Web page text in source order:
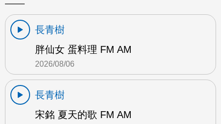
長青樹
胖仙女 蛋料理 FM AM
2026/08/06
長青樹
宋銘 夏天的歌 FM AM